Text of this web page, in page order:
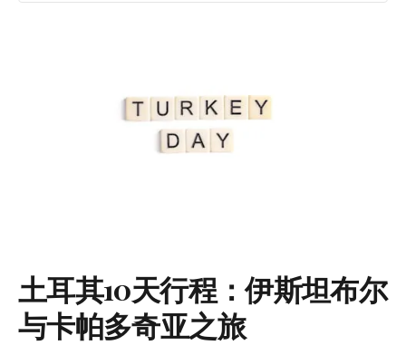
土耳其10天行程：伊斯坦布尔
与卡帕多奇亚之旅